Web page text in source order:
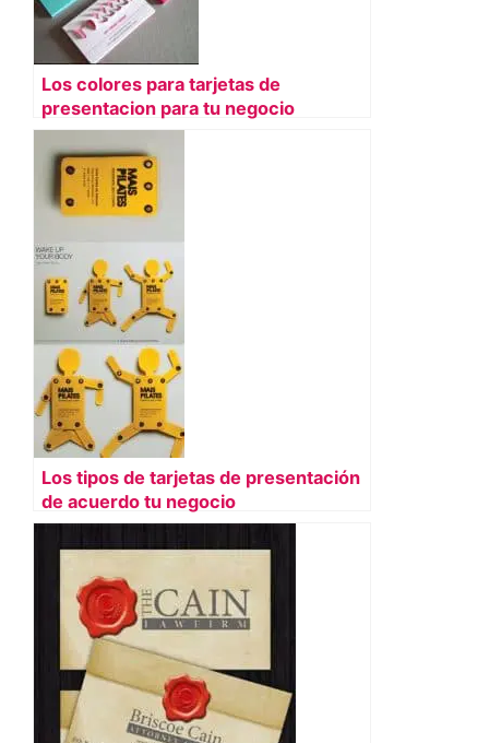
Los colores para tarjetas de
presentacion para tu negocio
Los tipos de tarjetas de presentación
de acuerdo tu negocio